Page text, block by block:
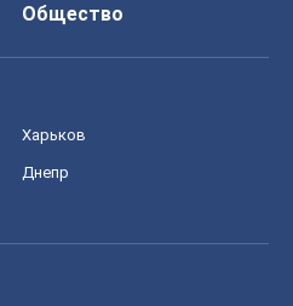
Общество
Харьков
Днепр